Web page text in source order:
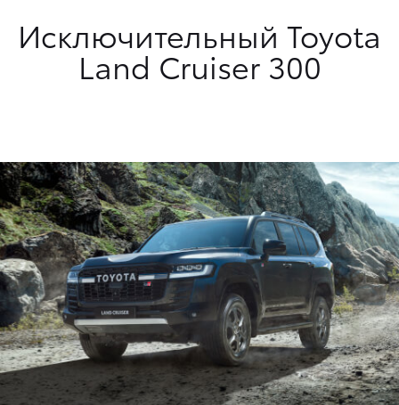
Исключительный Toyota
Land Cruiser 300